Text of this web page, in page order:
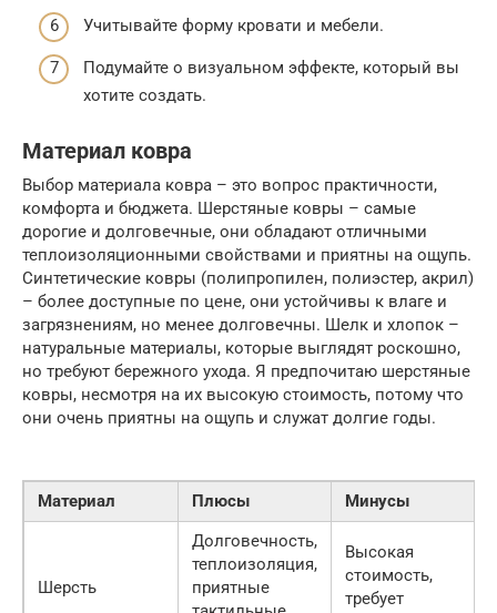
Учитывайте форму кровати и мебели.
Подумайте о визуальном эффекте, который вы
хотите создать.
Материал ковра
Выбор материала ковра – это вопрос практичности,
комфорта и бюджета. Шерстяные ковры – самые
дорогие и долговечные, они обладают отличными
теплоизоляционными свойствами и приятны на ощупь.
Синтетические ковры (полипропилен, полиэстер, акрил)
– более доступные по цене, они устойчивы к влаге и
загрязнениям, но менее долговечны. Шелк и хлопок –
натуральные материалы, которые выглядят роскошно,
но требуют бережного ухода. Я предпочитаю шерстяные
ковры, несмотря на их высокую стоимость, потому что
они очень приятны на ощупь и служат долгие годы.
Материал Плюсы Минусы
Шерсть
Долговечность,
теплоизоляция,
приятные
Высокая
стоимость,
требует